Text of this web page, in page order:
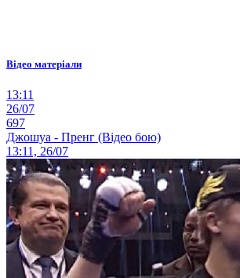
Відео матеріали
13:11
26/07
697
Джошуа - Пренг (Відео бою)
13:11, 26/07